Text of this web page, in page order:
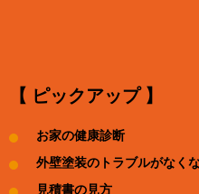
【 ピックアップ 】
お家の健康診断
外壁塗装のトラブルがなく
見積書の見方